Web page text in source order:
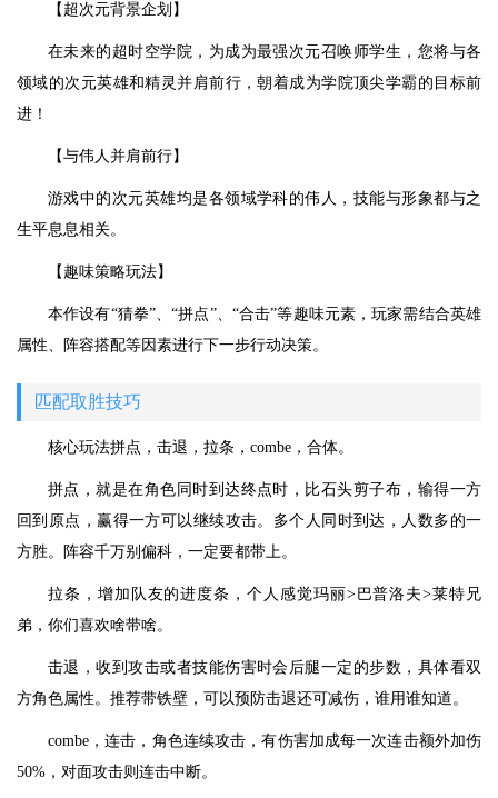
【超次元背景企划】
在未来的超时空学院，为成为最强次元召唤师学生，您将与各
领域的次元英雄和精灵并肩前行，朝着成为学院顶尖学霸的目标前
进！
【与伟人并肩前行】
游戏中的次元英雄均是各领域学科的伟人，技能与形象都与之
生平息息相关。
【趣味策略玩法】
本作设有“猜拳”、“拼点”、“合击”等趣味元素，玩家需结合英雄
属性、阵容搭配等因素进行下一步行动决策。
匹配取胜技巧
核心玩法拼点，击退，拉条，combe，合体。
拼点，就是在角色同时到达终点时，比石头剪子布，输得一方
回到原点，赢得一方可以继续攻击。多个人同时到达，人数多的一
方胜。阵容千万别偏科，一定要都带上。
拉条，增加队友的进度条，个人感觉玛丽>巴普洛夫>莱特兄
弟，你们喜欢啥带啥。
击退，收到攻击或者技能伤害时会后腿一定的步数，具体看双
方角色属性。推荐带铁壁，可以预防击退还可减伤，谁用谁知道。
combe，连击，角色连续攻击，有伤害加成每一次连击额外加伤
50%，对面攻击则连击中断。